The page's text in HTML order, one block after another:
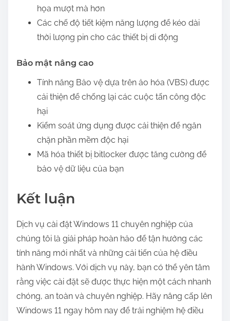
họa mượt mà hơn
Các chế độ tiết kiệm năng lượng để kéo dài
thời lượng pin cho các thiết bị di động
Bảo mật nâng cao
Tính năng Bảo vệ dựa trên ảo hóa (VBS) được
cải thiện để chống lại các cuộc tấn công độc
hại
Kiểm soát ứng dụng được cải thiện để ngăn
chặn phần mềm độc hại
Mã hóa thiết bị bitlocker được tăng cường để
bảo vệ dữ liệu của bạn
Kết luận
Dịch vụ cài đặt Windows 11 chuyên nghiệp của
chúng tôi là giải pháp hoàn hảo để tận hưởng các
tính năng mới nhất và những cải tiến của hệ điều
hành Windows. Với dịch vụ này, bạn có thể yên tâm
rằng việc cài đặt sẽ được thực hiện một cách nhanh
chóng, an toàn và chuyên nghiệp. Hãy nâng cấp lên
Windows 11 ngay hôm nay để trải nghiệm hệ điều